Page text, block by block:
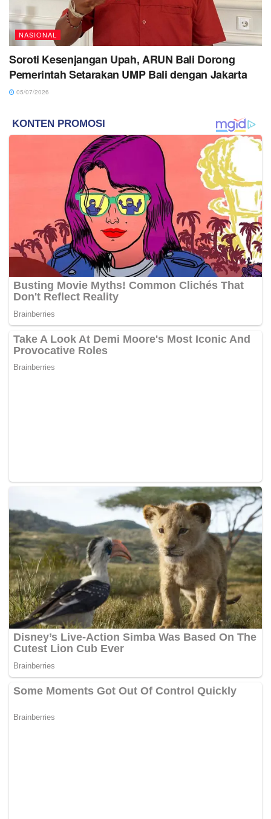
NASIONAL
Soroti Kesenjangan Upah, ARUN Bali Dorong
Pemerintah Setarakan UMP Bali dengan Jakarta
05/07/2026